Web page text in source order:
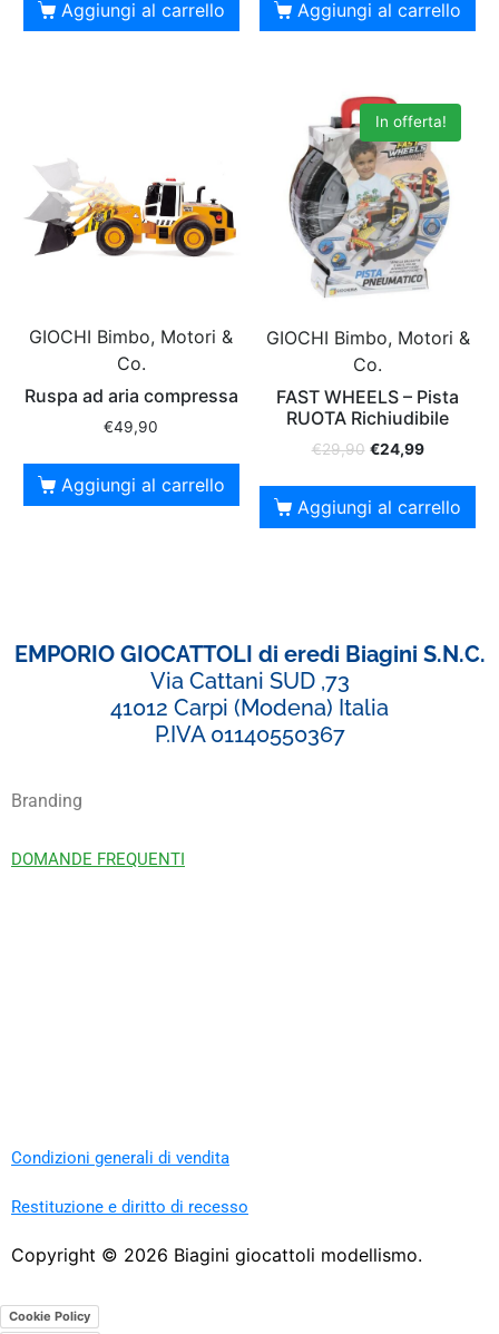
Aggiungi al carrello Aggiungi al carrello
GIOCHI Bimbo, Motori &
Co.
Ruspa ad aria compressa
€49,90
Aggiungi al carrello
In offerta!
GIOCHI Bimbo, Motori &
Co.
FAST WHEELS – Pista
RUOTA Richiudibile
€29,90 €24,99
Aggiungi al carrello
EMPORIO GIOCATTOLI di eredi Biagini S.N.C.
Via Cattani SUD ,73
41012 Carpi (Modena) Italia
P.IVA 01140550367
Branding
DOMANDE FREQUENTI
Condizioni generali di vendita
Restituzione e diritto di recesso
Copyright © 2026 Biagini giocattoli modellismo.
Cookie Policy